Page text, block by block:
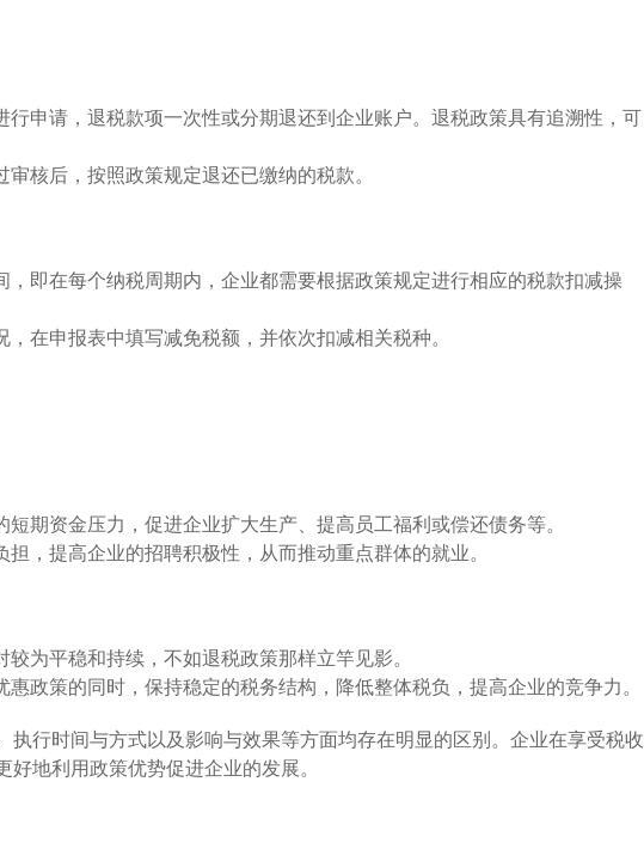
行申请，退税款项一次性或分期退还到企业账户。退税政策具有追溯性，可
核后，按照政策规定退还已缴纳的税款。
，即在每个纳税周期内，企业都需要根据政策规定进行相应的税款扣减操
在申报表中填写减免税额，并依次扣减相关税种。
期资金压力，促进企业扩大生产、提高员工福利或偿还债务等。
，提高企业的招聘积极性，从而推动重点群体的就业。
为平稳和持续，不如退税政策那样立竿见影。
政策的同时，保持稳定的税务结构，降低整体税负，提高企业的竞争力。
行时间与方式以及影响与效果等方面均存在明显的区别。企业在享受税收
地利用政策优势促进企业的发展。